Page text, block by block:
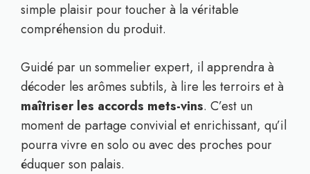
simple plaisir pour toucher à la véritable
compréhension du produit.
Guidé par un sommelier expert, il apprendra à
décoder les arômes subtils, à lire les terroirs et à
maîtriser les accords mets-vins. C’est un
moment de partage convivial et enrichissant, qu’il
pourra vivre en solo ou avec des proches pour
éduquer son palais.